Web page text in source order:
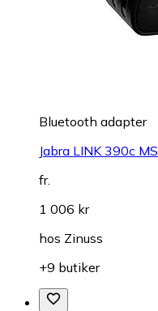
Bluetooth adapter
Jabra LINK 390c MS
fr.
1 006 kr
hos Zinuss
+9 butiker